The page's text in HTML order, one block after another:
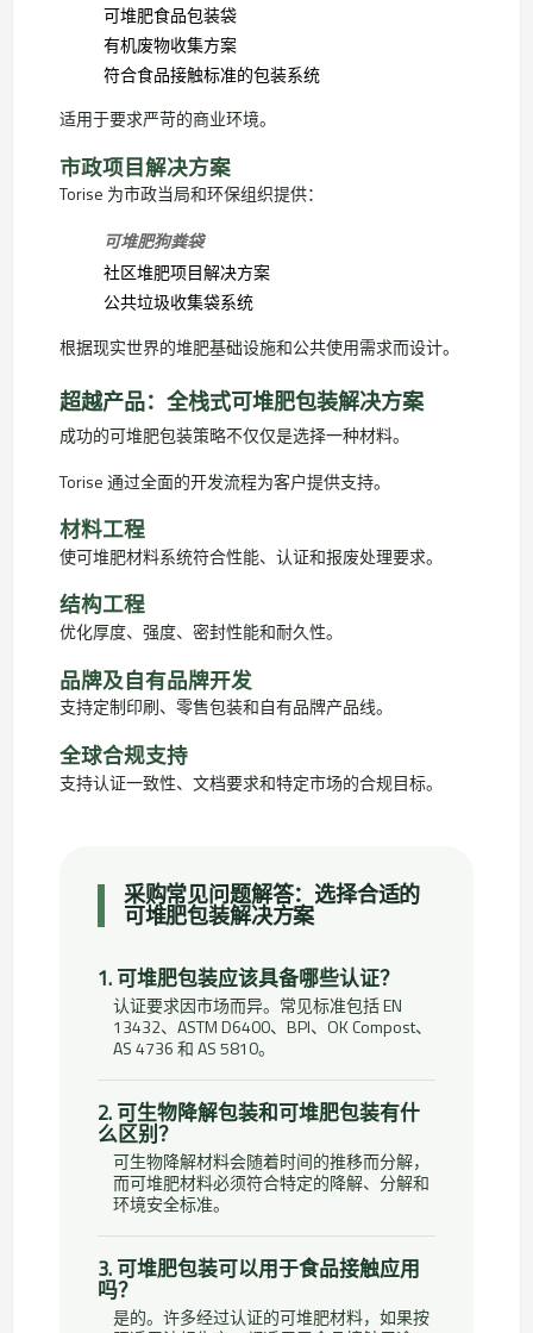
可堆肥食品包装袋
有机废物收集方案
符合食品接触标准的包装系统
适用于要求严苛的商业环境。
市政项目解决方案
Torise 为市政当局和环保组织提供：
可堆肥狗粪袋
社区堆肥项目解决方案
公共垃圾收集袋系统
根据现实世界的堆肥基础设施和公共使用需求而设计。
超越产品：全栈式可堆肥包装解决方案
成功的可堆肥包装策略不仅仅是选择一种材料。
Torise 通过全面的开发流程为客户提供支持。
材料工程
使可堆肥材料系统符合性能、认证和报废处理要求。
结构工程
优化厚度、强度、密封性能和耐久性。
品牌及自有品牌开发
支持定制印刷、零售包装和自有品牌产品线。
全球合规支持
支持认证一致性、文档要求和特定市场的合规目标。
采购常见问题解答：选择合适的
可堆肥包装解决方案
1. 可堆肥包装应该具备哪些认证？
认证要求因市场而异。常见标准包括 EN
13432、ASTM D6400、BPI、OK Compost、
AS 4736 和 AS 5810。
2. 可生物降解包装和可堆肥包装有什
么区别？
可生物降解材料会随着时间的推移而分解，
而可堆肥材料必须符合特定的降解、分解和
环境安全标准。
3. 可堆肥包装可以用于食品接触应用
吗？
是的。许多经过认证的可堆肥材料，如果按